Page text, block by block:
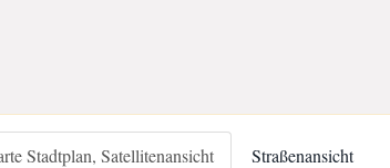
Stadtplan, Satellitenansicht Straßenansicht